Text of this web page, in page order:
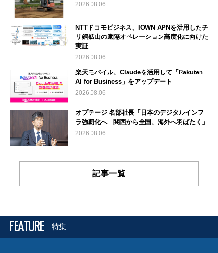
2026.08.06
NTTドコモビジネス、IOWN APNを活用したチ
リ銅鉱山の遠隔オペレーション高度化に向けた
実証
2026.08.06
楽天モバイル、Claudeを活用して「Rakuten
AI for Business」をアップデート
2026.08.06
オプテージ 名部社長「日本のデジタルインフ
ラ強靭化へ 関西から全国、海外へ羽ばたく」
2026.08.06
記事一覧
FEATURE 特集